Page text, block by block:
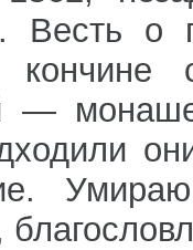
Весть
—